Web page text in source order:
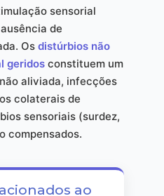
sensorial
de
Os distúrbios não
geridosconstituem um
aliviada, infecções
colaterais de
sensoriais (surdez,
compensados.
ao